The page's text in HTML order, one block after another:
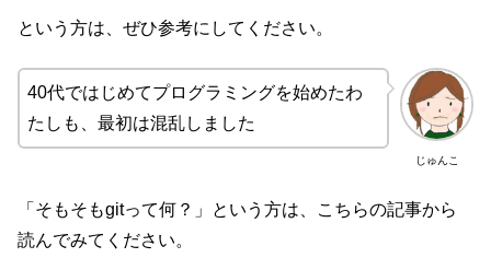
という方は、ぜひ参考にしてください。
じゅんこ
40代ではじめてプログラミングを始めたわ
たしも、最初は混乱しました
「そもそもgitって何？」という方は、こちらの記事から
読んでみてください。